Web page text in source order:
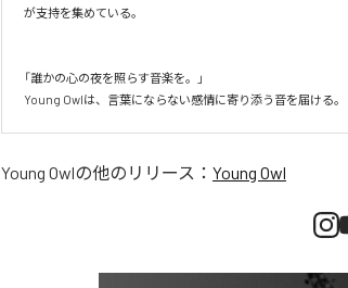
が支持を集めている。
「誰かの心の夜を照らす音楽を。」
Young Owlは、言葉にならない感情に寄り添う音を届ける。
Young Owlの他のリリース： Young Owl